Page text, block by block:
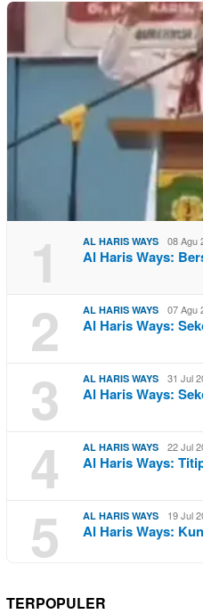
1 AL HARIS WAYS 08 Agu
Al Haris Ways:
2 AL HARIS WAYS 07 Agu
Al Haris Ways:
3 AL HARIS WAYS 31 Jul
Al Haris Ways:
4 AL HARIS WAYS 22 Jul
Al Haris Ways:
5 AL HARIS WAYS 19 Jul
Al Haris Ways:
TERPOPULER